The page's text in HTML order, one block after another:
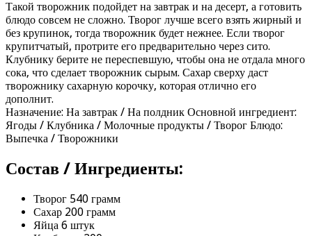
Такой творожник подойдет на завтрак и на десерт, а готовить
блюдо совсем не сложно. Творог лучше всего взять жирный и
без крупинок, тогда творожник будет нежнее. Если творог
крупитчатый, протрите его предварительно через сито.
Клубнику берите не переспевшую, чтобы она не отдала много
сока, что сделает творожник сырым. Сахар сверху даст
творожнику сахарную корочку, которая отлично его
дополнит.
Назначение: На завтрак / На полдник Основной ингредиент:
Ягоды / Клубника / Молочные продукты / Творог Блюдо:
Выпечка / Творожники
Состав / Ингредиенты:
Творог 540 грамм
Сахар 200 грамм
Яйца 6 штук